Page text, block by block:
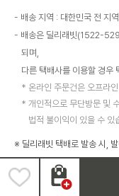
배송 지역 : 대한민국 전 지역
배송은 딜리래빗(1522-
되며,
다른 택배사를 이용할 경우
온라인 주문건은 오프라
개인적으로 무단방문 및
법적 불이익이 있을 수 있
※ 딜리래빗 택배로 발송 시,
미확인 시 원활한 배송이 어
다.